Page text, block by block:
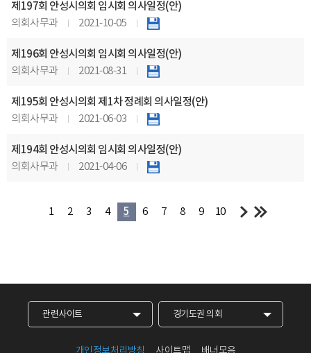
제197회 안성시의회 임시회 의사일정(안)
의회사무과 2021-10-05
제196회 안성시의회 임시회 의사일정(안)
의회사무과 2021-08-31
제195회 안성시의회 제1차 정례회 의사일정(안)
의회사무과 2021-06-03
제194회 안성시의회 임시회 의사일정(안)
의회사무과 2021-04-06
1 2 3 4 5 6 7 8 9 10
관련사이트 경기도권 의회